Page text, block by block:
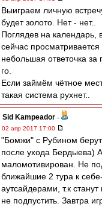
Выиграем личную
будет золото. Нет - нет..
Поглядев на календарь,
сейчас
небольшая ответочка за
го.
Если займём чётное
такая система рухнет..
Sid Kampeador -
02 апр 2017 17:00
"Бомжи" с Рубином
после ухода Бердыева)
маломотивирован. Не
ближайшие 2 тура к
аутсайдерами, т.к
не подпустить. Завтра